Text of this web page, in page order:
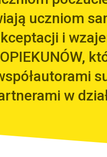
uczniom
i
w